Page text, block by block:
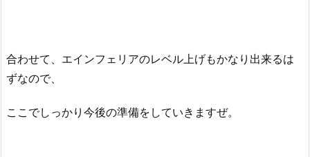
合わせて、エインフェリアのレベル上げもかなり出来るは
ずなので、
ここでしっかり今後の準備をしていきますぜ。